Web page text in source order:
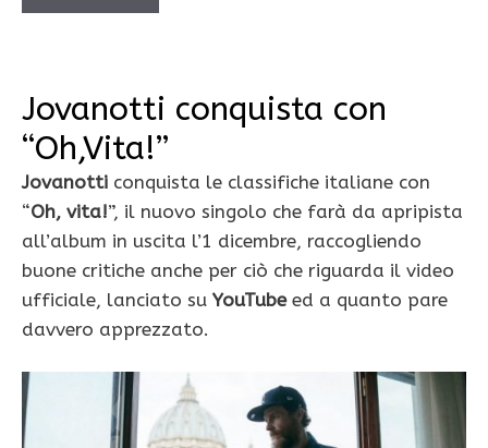
Jovanotti conquista con
“Oh,Vita!”
Jovanotti conquista le classifiche italiane con
“Oh, vita!”, il nuovo singolo che farà da apripista
all’album in uscita l’1 dicembre, raccogliendo
buone critiche anche per ciò che riguarda il video
ufficiale, lanciato su YouTubeed a quanto pare
davvero apprezzato.